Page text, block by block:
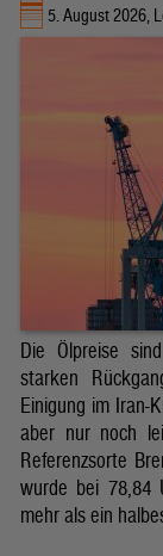
5. August 2026,
Die Ölpreise
starken
Einigung im Iran-
aber nur noch
Referenzsorte
wurde bei 78,84
mehr als ein